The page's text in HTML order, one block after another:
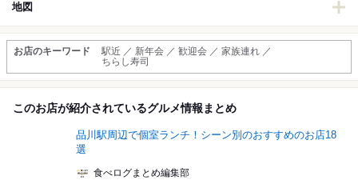
地図
お店のキーワード
駅近 ／ 新年会 ／ 歓迎会 ／ 家族連れ ／
ちらし寿司
このお店が紹介されているグルメ情報まとめ
品川駅周辺で個室ランチ！シーン別のおすすめのお店18
選
食べログまとめ編集部